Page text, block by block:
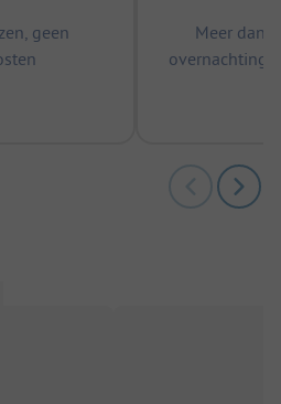
geen
Meer dan